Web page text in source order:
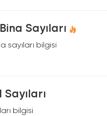
Sayıları
sayıları bilgisi
bilgisi